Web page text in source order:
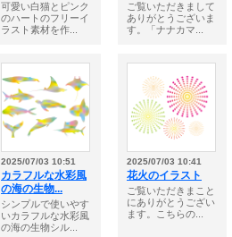
可愛い白猫とピンク
のハートのフリーイ
ラスト素材を作...
ご覧いただきまして
ありがとうございま
す。「ナナカマ...
2025/07/03 10:51
カラフルな水彩風
の海の生物...
シンプルで使いやす
いカラフルな水彩風
の海の生物シル...
2025/07/03 10:41
花火のイラスト
ご覧いただきまこと
にありがとうござい
ます。こちらの...